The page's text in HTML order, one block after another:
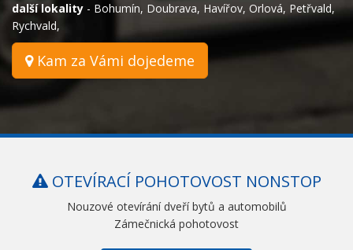
další lokality - Bohumín, Doubrava, Havířov, Orlová, Petřvald,
Rychvald,
Kam za Vámi dojedeme
OTEVÍRACÍ POHOTOVOST NONSTOP
Nouzové otevírání dveří bytů a automobilů
Zámečnická pohotovost